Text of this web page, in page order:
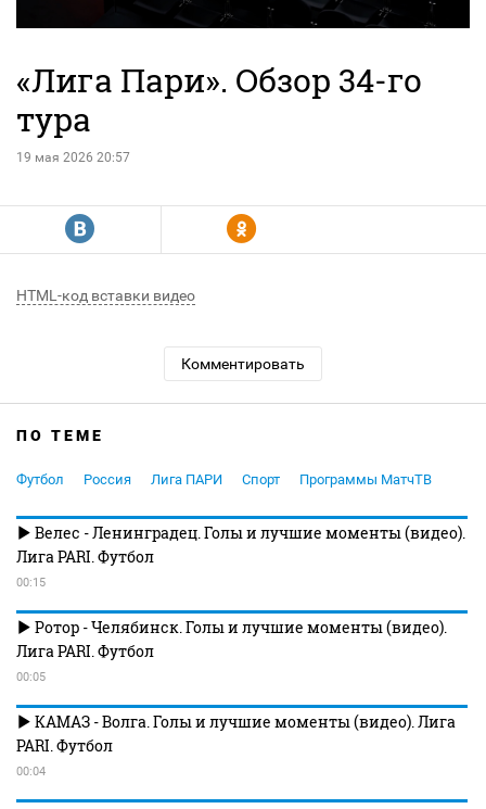
«Лига Пари». Обзор 34-го
тура
19 мая 2026 20:57
R Y
HTML-код вставки видео
Комментировать
ПО ТЕМЕ
Футбол Россия Лига ПАРИ Спорт Программы МатчТВ
Велес - Ленинградец. Голы и лучшие моменты (видео).
Лига PARI. Футбол
00:15
Ротор - Челябинск. Голы и лучшие моменты (видео).
Лига PARI. Футбол
00:05
КАМАЗ - Волга. Голы и лучшие моменты (видео). Лига
PARI. Футбол
00:04